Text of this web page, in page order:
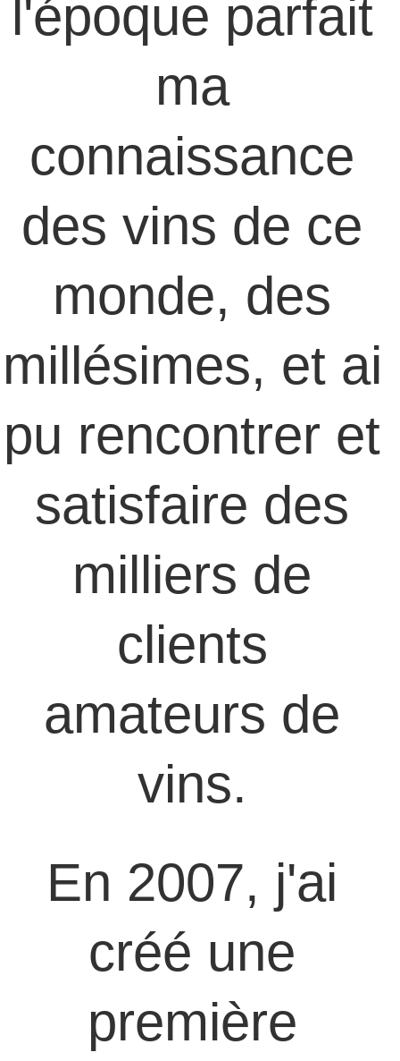
l'époque parfait
ma
connaissance
des vins de ce
monde, des
millésimes, et ai
pu rencontrer et
satisfaire des
milliers de
clients
amateurs de
vins.
En 2007, j'ai
créé une
première